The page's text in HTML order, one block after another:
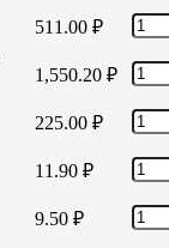
511.00 ₽
1,550.20 ₽
225.00 ₽
11.90 ₽
9.50 ₽